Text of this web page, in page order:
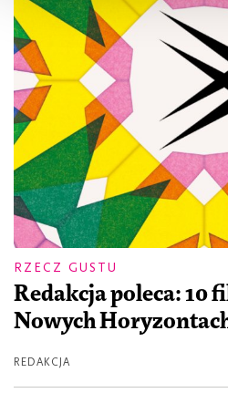
RZECZ GUSTU
Redakcja poleca: 10
Nowych
REDAKCJA